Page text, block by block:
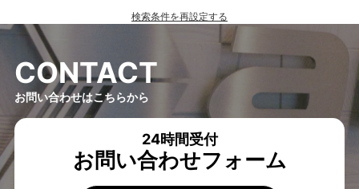
検索条件を再設定する
CONTACT
お問い合わせはこちらから
24時間受付
お問い合わせフォーム